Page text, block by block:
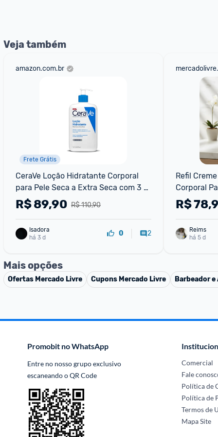
Veja também
amazon.com.br
Frete Grátis
CeraVe Loção Hidratante Corporal
para Pele Seca a Extra Seca com 3
Ceramidas Essenciais e Ácido
Hialurônico Hidra
R$ 110,90
R$89,90
Isadora
há 3 d
0 2
Refil
Corporal
R$
Reims
há 5 d
Mais opções
Ofertas Mercado Livre Cupons Mercado Livre Barbeador
Promobit no WhatsApp
Entre no nosso grupo exclusivo
escaneando o QR Code
Comercial
Fale
Política de
Política de
Termos de
Mapa Site